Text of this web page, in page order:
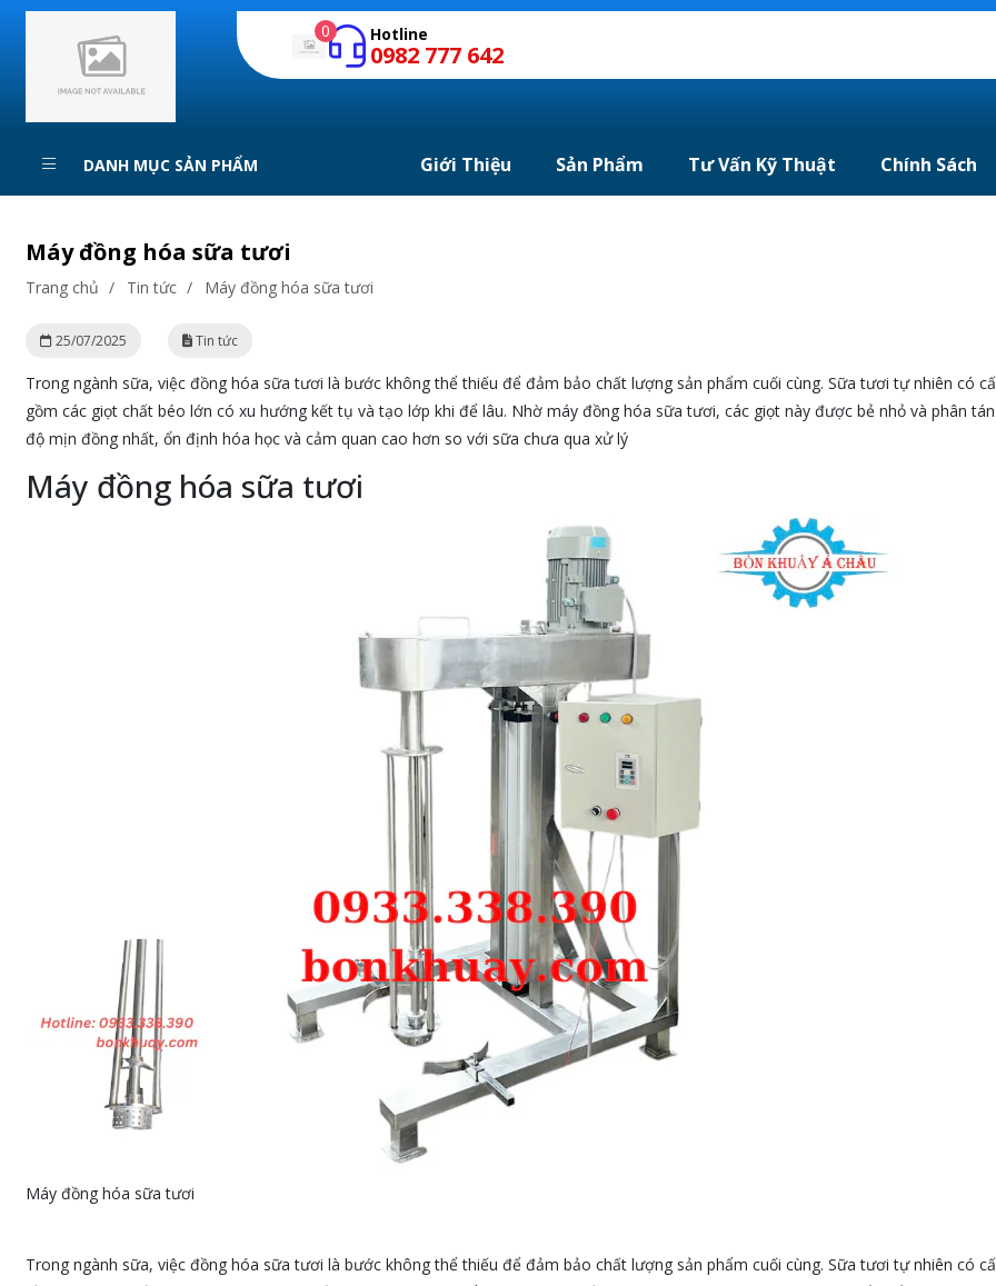
0 Hotline
0982 777 642
DANH MỤC SẢN PHẨM Giới Thiệu Sản Phẩm Tư Vấn Kỹ Thuật Chính Sách
Máy đồng hóa sữa tươi
Trang chủ / Tin tức / Máy đồng hóa sữa tươi
25/07/2025 Tin tức
Trong ngành sữa, việc đồng hóa sữa tươi là bước không thể thiếu để đảm bảo chất lượng sản phẩm cuối cùng. Sữa tươi tự nhiên có
gồm các giọt chất béo lớn có xu hướng kết tụ và tạo lớp khi để lâu. Nhờ máy đồng hóa sữa tươi, các giọt này được bẻ nhỏ và phân
độ mịn đồng nhất, ổn định hóa học và cảm quan cao hơn so với sữa chưa qua xử lý
Máy đồng hóa sữa tươi
Máy đồng hóa sữa tươi
Trong ngành sữa, việc đồng hóa sữa tươi là bước không thể thiếu để đảm bảo chất lượng sản phẩm cuối cùng. Sữa tươi tự nhiên có